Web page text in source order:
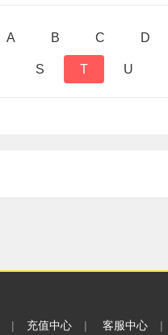
A B C D
S T U
| 充值中心 | 客服中心 |